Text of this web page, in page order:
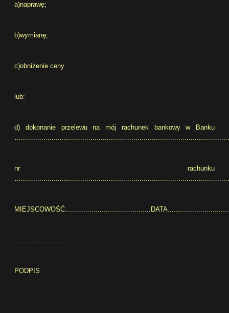
a)naprawę;
b)wymianę;
c)obniżenie ceny
lub:
d) dokonanie przelewu na mój rachunek bankowy w Banku
nr rachunku
PODPIS